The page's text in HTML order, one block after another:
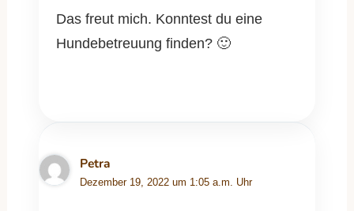
Das freut mich. Konntest du eine
Hundebetreuung finden? 🙂
Petra
Dezember 19, 2022 um 1:05 a.m. Uhr